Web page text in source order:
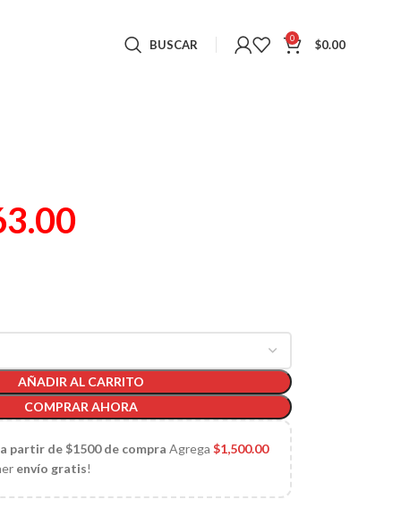
BUSCAR 0 $0.00
AÑADIR AL CARRITO
COMPRAR AHORA
partir de $1500 de compra Agrega$1,500.00
envío gratis!